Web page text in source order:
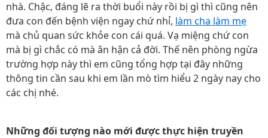
nhà. Chậc, đáng lẽ ra thời buổi này rồi bị gì thì cũng nên
đưa con đến bệnh viện ngay chứ nhỉ, làm cha làm mẹ
mà chủ quan sức khỏe con cái quá. Vạ miệng chứ con
mà bị gì chắc có mà ân hận cả đời. Thế nên phòng ngừa
trường hợp này thì em cũng tổng hợp tại đây những
thông tin cần sau khi em lần mò tìm hiểu 2 ngày nay cho
các chị nhé.
Những đối tượng nào mới được thực hiện truyền